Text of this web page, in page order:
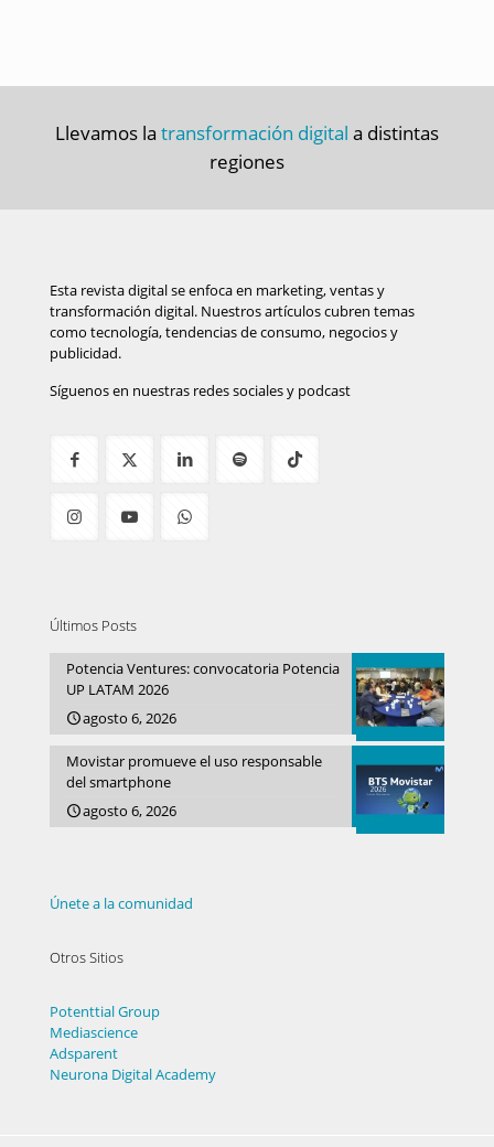
Llevamos la transformación digital a distintas
regiones
Esta revista digital se enfoca en marketing, ventas y
transformación digital. Nuestros artículos cubren temas
como tecnología, tendencias de consumo, negocios y
publicidad.
Síguenos en nuestras redes sociales y podcast
Últimos Posts
Potencia Ventures: convocatoria Potencia
UP LATAM 2026
agosto 6, 2026
Movistar promueve el uso responsable
del smartphone
agosto 6, 2026
Únete a la comunidad
Otros Sitios
Potenttial Group
Mediascience
Adsparent
Neurona Digital Academy